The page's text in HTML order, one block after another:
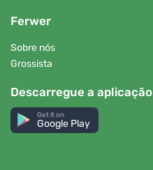
Ferwer
Sobre nós
Grossista
Descarregue a aplicação
Get it on
Google Play